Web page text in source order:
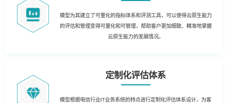
模型为其建立了可量化的指标体系和评测工具，可以使得云原生能力
的评估和管理变得可量化和可管理，帮助客户更加细致、精准地掌握
云原生能力的发展情况。
定制化评估体系
模型根据电信行业IT业务系统的特点进行定制化评估体系设计，为客